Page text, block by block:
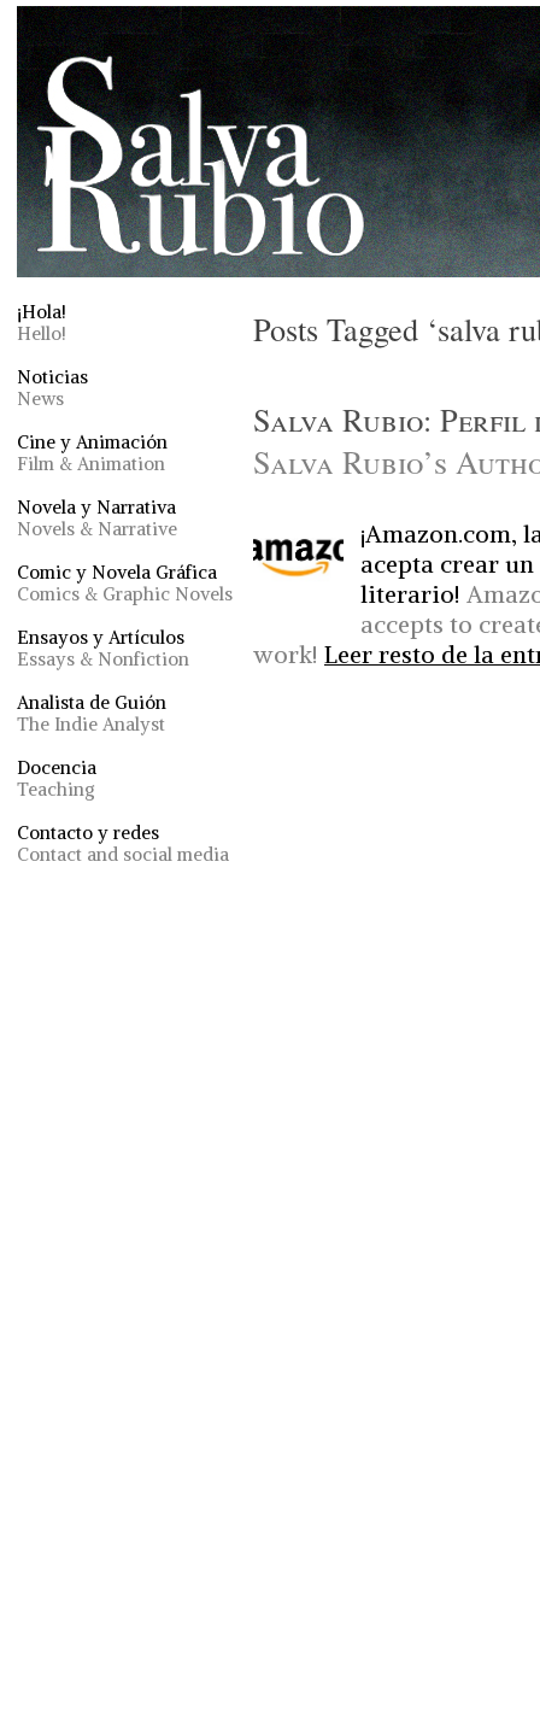
¡Hola!
Hello!
Noticias
News
Cine y Animación
Film & Animation
Novela y Narrativa
Novels & Narrative
Comic y Novela Gráfica
Comics & Graphic Novels
Ensayos y Artículos
Essays & Nonfiction
Analista de Guión
The Indie Analyst
Docencia
Teaching
Contacto y redes
Contact and social media
Posts Tagged ‘salva
Salva Rubio: Perfil
Salva Rubio’s
¡Amazon.com,
acepta crear
literario!
accepts to
work! Leer resto de la